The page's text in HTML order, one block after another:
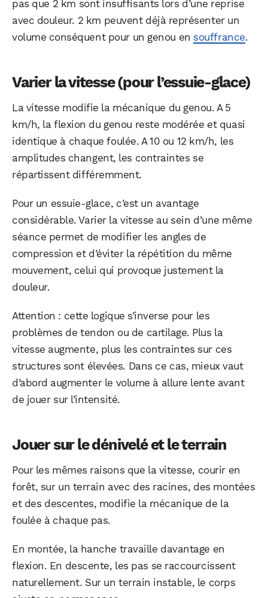
pas que 2 km sont insuffisants lors d’une reprise
avec douleur. 2 km peuvent déjà représenter un
volume conséquent pour un genou en souffrance.
Varier la vitesse (pour l’essuie-glace)
La vitesse modifie la mécanique du genou. A 5
km/h, la flexion du genou reste modérée et quasi
identique à chaque foulée. A 10 ou 12 km/h, les
amplitudes changent, les contraintes se
répartissent différemment.
Pour un essuie-glace, c’est un avantage
considérable. Varier la vitesse au sein d’une même
séance permet de modifier les angles de
compression et d’éviter la répétition du même
mouvement, celui qui provoque justement la
douleur.
Attention : cette logique s’inverse pour les
problèmes de tendon ou de cartilage. Plus la
vitesse augmente, plus les contraintes sur ces
structures sont élevées. Dans ce cas, mieux vaut
d’abord augmenter le volume à allure lente avant
de jouer sur l’intensité.
Jouer sur le dénivelé et le terrain
Pour les mêmes raisons que la vitesse, courir en
forêt, sur un terrain avec des racines, des montées
et des descentes, modifie la mécanique de la
foulée à chaque pas.
En montée, la hanche travaille davantage en
flexion. En descente, les pas se raccourcissent
naturellement. Sur un terrain instable, le corps